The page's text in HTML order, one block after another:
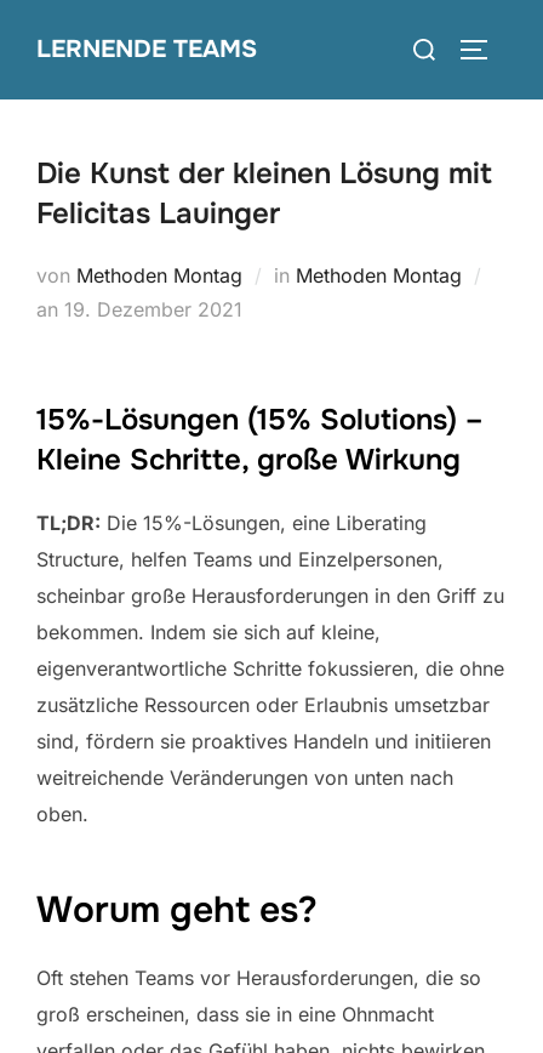
InhaltLERNENDE TEAMS
Suchen
Die Kunst der kleinen Lösung mit
Felicitas Lauinger
von Methoden Montag in Methoden Montag
an Veröffentlicht
19. Dezember 2021
15%-Lösungen (15% Solutions) –
Kleine Schritte, große Wirkung
TL;DR: Die 15%-Lösungen, eine Liberating
Structure, helfen Teams und Einzelpersonen,
scheinbar große Herausforderungen in den Griff zu
bekommen. Indem sie sich auf kleine,
eigenverantwortliche Schritte fokussieren, die ohne
zusätzliche Ressourcen oder Erlaubnis umsetzbar
sind, fördern sie proaktives Handeln und initiieren
weitreichende Veränderungen von unten nach
oben.
Worum geht es?
Oft stehen Teams vor Herausforderungen, die so
groß erscheinen, dass sie in eine Ohnmacht